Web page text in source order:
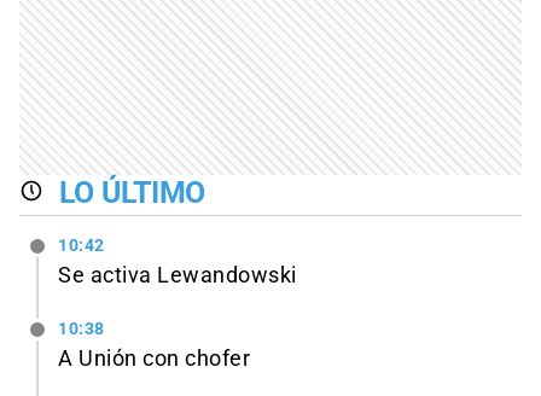
LO ÚLTIMO
10:42
Se activa Lewandowski
10:38
A Unión con chofer